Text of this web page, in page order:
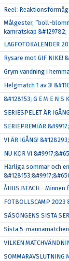
Reel:
Målgester, ”boll-
kamratskap &#129782;
LAGFOTOKALENDER
Rysare mot GIF NIKE!
Grym vändning i
Helgmatch 1 av 3!
&#128153; G E M E N S
SERIESPELET ÄR
SERIEPREMIÄR
VI ÄR IGÅNG!
NU KÖR VI
Härliga sommar och
ÅHUS BEACH -
FOTBOLLSCAMP 2023
SÄSONGENS SISTA
Sista 5-
VILKEN
SOMMARAVSLUTNING